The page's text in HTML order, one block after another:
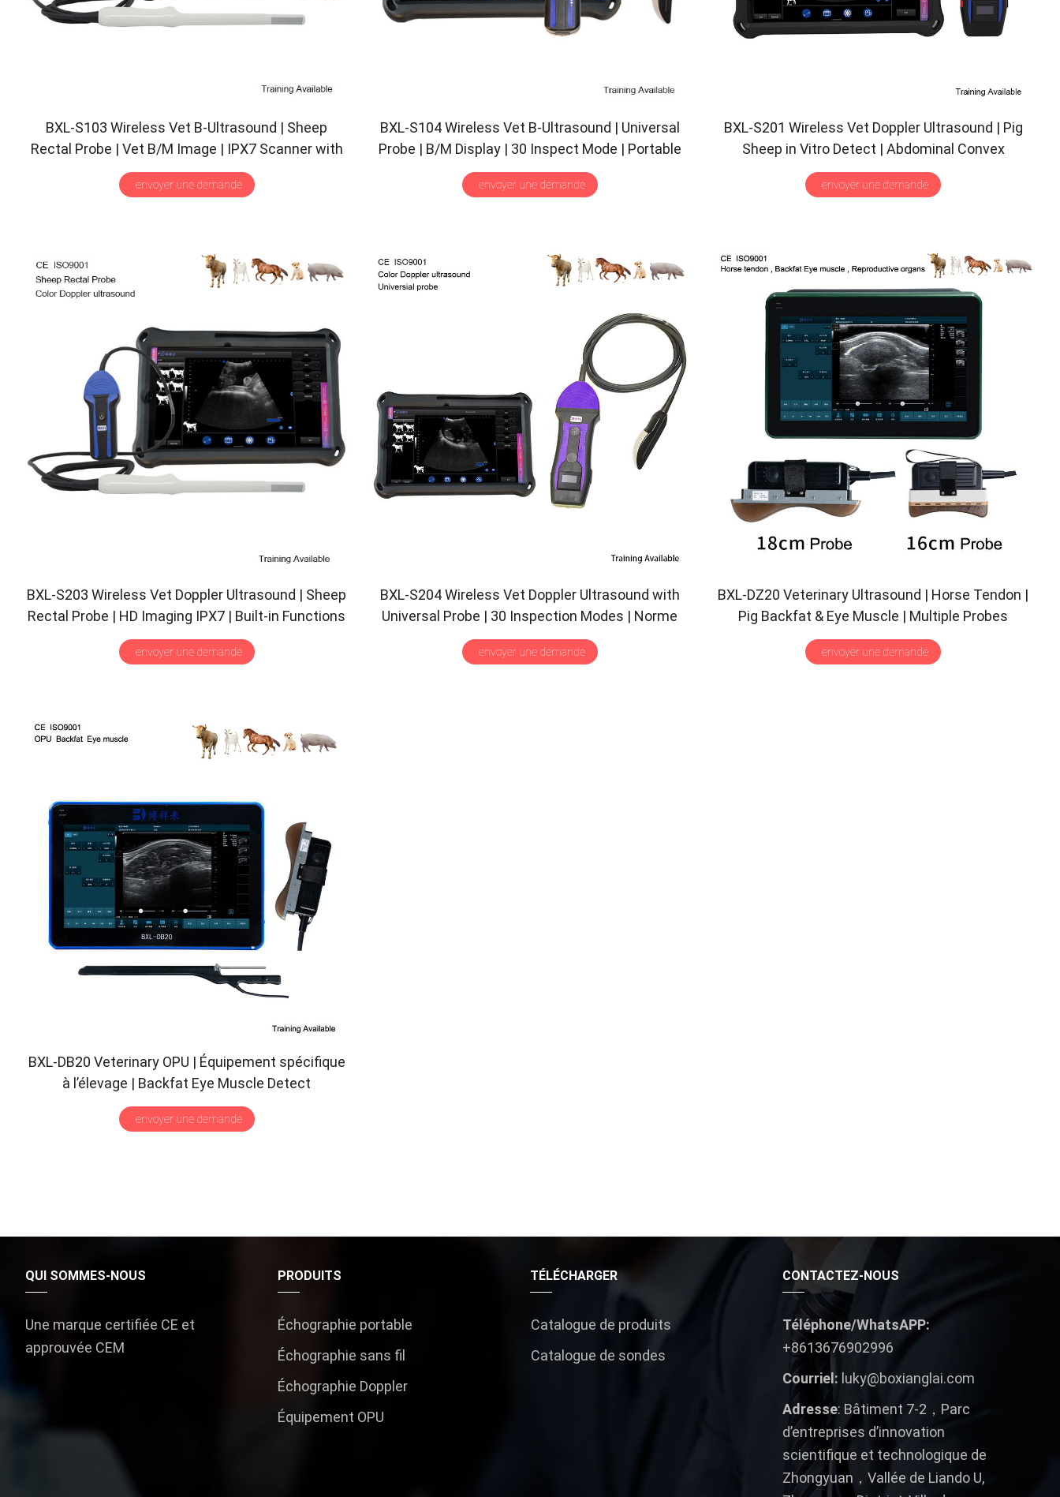
BXL-S103 Wireless Vet B-Ultrasound | Sheep
Rectal Probe | Vet B/M Image | IPX7 Scanner with
30Inspect Mode
envoyer une demande
BXL-S104 Wireless Vet B-Ultrasound | Universal
Probe | B/M Display| 30 Inspect Mode | Portable
Scanner
envoyer une demande
BXL-S201 Wireless Vet Doppler Ultrasound | Pig
Sheep in Vitro Detect | Abdominal Convex
Ultrasound Probe|Veterinary Scanner
envoyer une demande
BXL-S203 Wireless Vet Doppler Ultrasound | Sheep
Rectal Probe | HD Imaging IPX7 | Built-in Functions
envoyer une demande
BXL-S204 Wireless Vet Doppler Ultrasound with
Universal Probe | 30 Inspection Modes | Norme
IPX7
envoyer une demande
BXL-DZ20 Veterinary Ultrasound | Horse Tendon |
Pig Backfat & Eye Muscle | Multiple Probes
Scanner
envoyer une demande
BXL-DB20 Veterinary OPU | Équipement spécifique
à l’élevage | Backfat Eye Muscle Detect
envoyer une demande
QUI SOMMES-NOUS
Une marque certifiée CE et
approuvée CEM
PRODUITS
Échographie portable
Échographie sans fil
Échographie Doppler
Équipement OPU
TÉLÉCHARGER
Catalogue de produits
Catalogue de sondes
CONTACTEZ-NOUS
Téléphone/WhatsAPP:
+8613676902996
Courriel: luky@boxianglai.com
Adresse: Bâtiment 7-2，Parc
d’entreprises d’innovation
scientifique et technologique de
Zhongyuan，Vallée de Liando U,